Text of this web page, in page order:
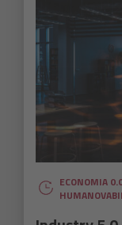
ECONOMIA